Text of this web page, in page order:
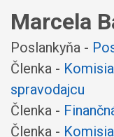
Marcela
Poslankyňa -
Členka -
spravodajcu
Členka -
Členka -